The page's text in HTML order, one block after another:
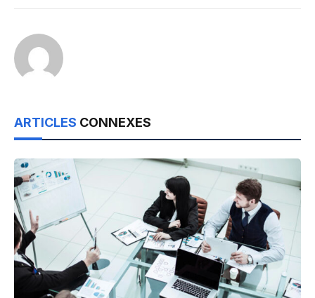
ARTICLES CONNEXES